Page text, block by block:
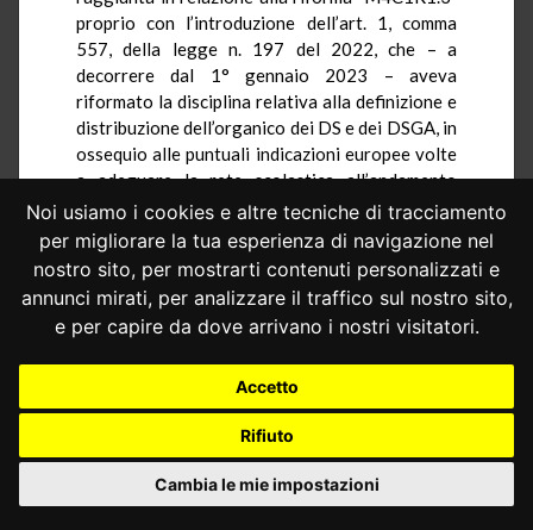
Noi usiamo i cookies e altre tecniche di tracciamento
per migliorare la tua esperienza di navigazione nel
nostro sito, per mostrarti contenuti personalizzati e
annunci mirati, per analizzare il traffico sul nostro sito,
e per capire da dove arrivano i nostri visitatori.
Accetto
Rifiuto
Cambia le mie impostazioni
proprio con l’introduzione dell’art. 1, comma
557, della legge n. 197 del 2022, che – a
decorrere dal 1° gennaio 2023 – aveva
riformato la disciplina relativa alla definizione e
distribuzione dell’organico dei DS e dei DSGA, in
ossequio alle puntuali indicazioni europee volte
a adeguare la rete scolastica all’andamento
demografico della popolazione studentesca.
Nell’atto di costituzione si specifica che, in
sede di prima applicazione, era stato adottato il
d.interm. n. 127 del 2023, di definizione del
contingente organico dei DS e dei DSGA nonché
triennio 2024/25, 2025/26 e 2026/27.
Tuttavia, nei primi due anni di applicazione del
nuovo quadro normativo di riferimento, tanto
nel procedimento relativo all’anno scolastico
2024/2025 quanto in quello relativo all’anno
scolastico 2025/2026, alcuni enti regionali,